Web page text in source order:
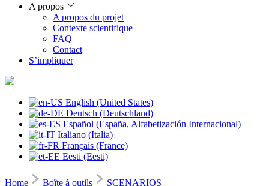
A propos
A propos du projet
Contexte scientifique
FAQ
Contact
S’impliquer
English (United States)
Deutsch (Deutschland)
Español (España, Alfabetización Internacional)
Italiano (Italia)
Français (France)
Eesti (Eesti)
Home Boîte à outils SCENARIOS